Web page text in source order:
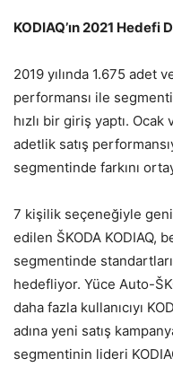
KODIAQ’ın 2021
2019 yılında 1.675 adet
performansı ile
hızlı bir giriş yaptı.
adetlik satış
segmentinde farkını
7 kişilik seçeneğiyle
edilen ŠKODA KODIAQ,
segmentinde
hedefliyor. Yüce Auto-
daha fazla kullanıcıyı
adına yeni satış
segmentinin lideri